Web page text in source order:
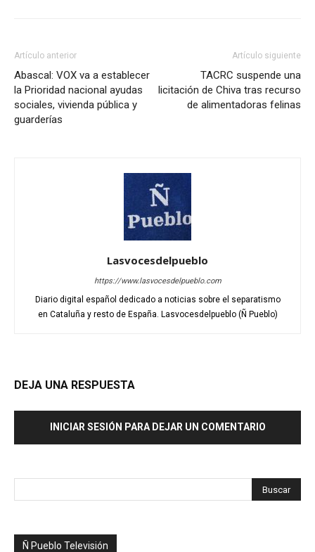
Artículo anterior
Abascal: VOX va a establecer
la Prioridad nacional ayudas
sociales, vivienda pública y
guarderías
Artículo siguiente
TACRC suspende una
licitación de Chiva tras recurso
de alimentadoras felinas
Lasvocesdelpueblo
https://www.lasvocesdelpueblo.com
Diario digital español dedicado a noticias sobre el separatismo
en Cataluña y resto de España. Lasvocesdelpueblo (Ñ Pueblo)
DEJA UNA RESPUESTA
INICIAR SESIÓN PARA DEJAR UN COMENTARIO
Ñ Pueblo Televisión